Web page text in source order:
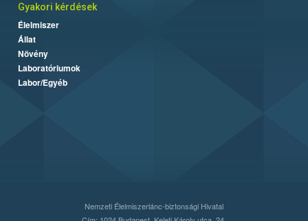
Gyakori kérdések
Élelmiszer
Állat
Növény
Laboratóriumok
Labor/Egyéb
Nemzeti Élelmiszerlánc-biztonsági Hivatal